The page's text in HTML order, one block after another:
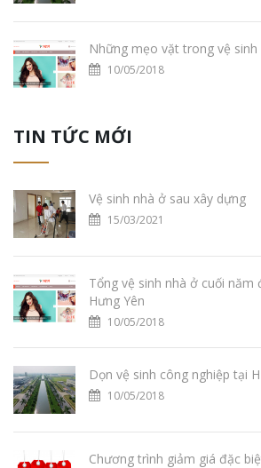
Những mẹo vặt trong vệ sinh
10/05/2018
TIN TỨC MỚI
Vệ sinh nhà ở sau xây dựng
15/03/2021
Tổng vệ sinh nhà ở cuối năm
Hưng Yên
10/05/2018
Dọn vệ sinh công nghiệp tại
10/05/2018
Chương trình giảm giá đặc